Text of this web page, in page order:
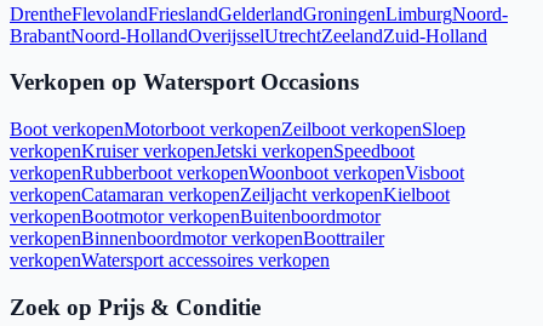
DrentheFlevolandFrieslandGelderlandGroningenLimburgNoord-
BrabantNoord-HollandOverijsselUtrechtZeelandZuid-Holland
Verkopen op Watersport Occasions
Boot verkopenMotorboot verkopenZeilboot verkopenSloep
verkopenKruiser verkopenJetski verkopenSpeedboot
verkopenRubberboot verkopenWoonboot verkopenVisboot
verkopenCatamaran verkopenZeiljacht verkopenKielboot
verkopenBootmotor verkopenBuitenboordmotor
verkopenBinnenboordmotor verkopenBoottrailer
verkopenWatersport accessoires verkopen
Zoek op Prijs & Conditie